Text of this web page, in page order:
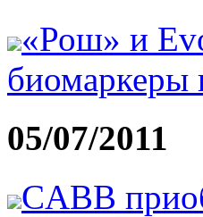
«Рош» и
биомаркеры
05/07/2011
CABB